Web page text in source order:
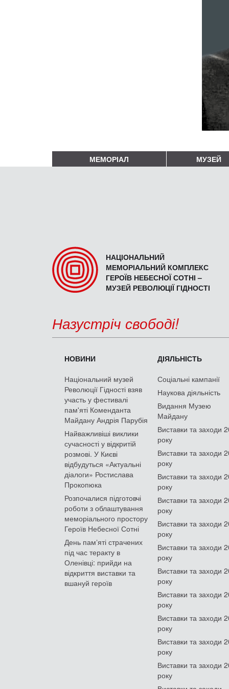
МЕМОРІАЛ МУЗЕЙ
НАЦІОНАЛЬНИЙ
МЕМОРІАЛЬНИЙ КОМПЛЕКС
ГЕРОЇВ НЕБЕСНОЇ СОТНІ –
МУЗЕЙ РЕВОЛЮЦІЇ ГІДНОСТІ
Назустріч свободі!
НОВИНИ
Національний музей
Революції Гідності взяв
участь у фестивалі
пам'яті Коменданта
Майдану Андрія Парубія
Найважливіші виклики
сучасності у відкритій
розмові. У Києві
відбудуться «Актуальні
діалоги» Ростислава
Прокопюка
Розпочалися підготовчі
роботи з облаштування
меморіального простору
Героїв Небесної Сотні
День памʼяті страчених
під час теракту в
Оленівці: прийди на
відкриття виставки та
вшануй героїв
ДІЯЛЬНІСТЬ
Соціальні кампанії
Наукова діяльність
Видання Музею
Майдану
Виставки та заходи
року
Виставки та заходи
року
Виставки та заходи
року
Виставки та заходи
року
Виставки та заходи
року
Виставки та заходи
року
Виставки та заходи
року
Виставки та заходи
року
Виставки та заходи
року
Виставки та заходи
року
Виставки та заходи
року